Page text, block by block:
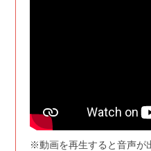
※動画を再生すると音声が